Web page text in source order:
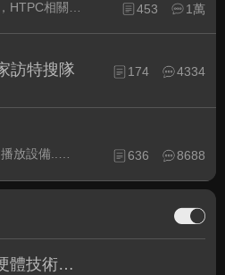
453 1萬
訪特搜隊 174 4334
3D影片拍攝製作、播放設備..等相關討論 636 8688
HTPC 相關軟硬體技術及運用